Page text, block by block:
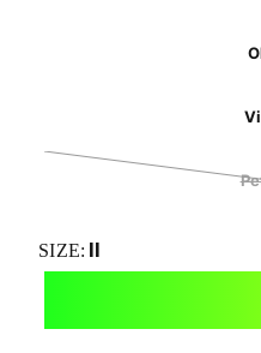
SIZE: II